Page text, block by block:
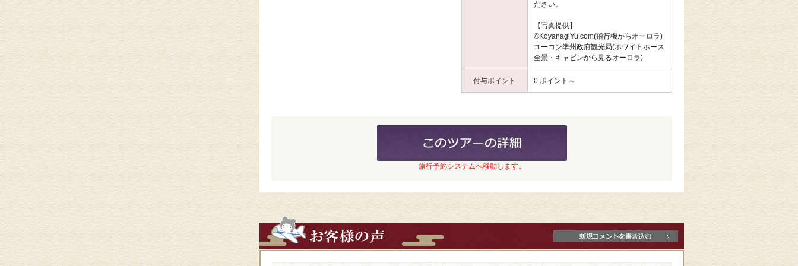
ださい。
【写真提供】
©KoyanagiYu.com(飛行機からオーロラ)
ユーコン準州政府観光局(ホワイトホース
全景・キャビンから見るオーロラ)
付与ポイント 0 ポイント～
旅行予約システムへ移動します。